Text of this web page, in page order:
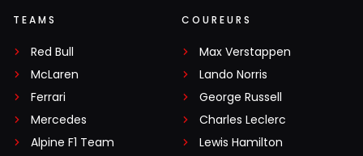
TEAMS
Red Bull
McLaren
Ferrari
Mercedes
Alpine F1 Team
COUREURS
Max Verstappen
Lando Norris
George Russell
Charles Leclerc
Lewis Hamilton